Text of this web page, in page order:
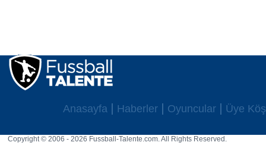
Anasayfa Haberler Oyuncular Üye
Copyright © 2006 - 2026 Fussball-Talente.com. All Rights Reserved.